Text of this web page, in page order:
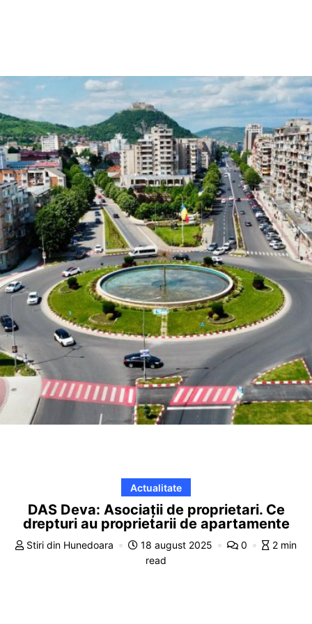
Actualitate
DAS Deva: Asociaţii de proprietari. Ce
drepturi au proprietarii de apartamente
Stiri din Hunedoara 18 august 2025 0
2 min
read